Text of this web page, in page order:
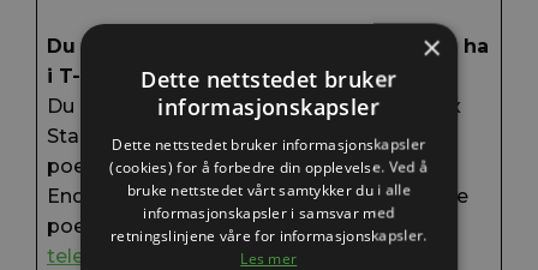
Du kan selv velge hvilket innhold du vil ha
i T-We tjenesten
Du kan frigjøre poeng for å beholde Netflix
Standard eller Premium uten ekstra
poengpakke. Du kan også velge ut Netflix.
Endringer av innhold og sjekk av benyttede
poeng kan du gjøre på Mine sider på
telenor.no
eller direkte på T-We Boks II.
×
Dette nettstedet bruker
informasjonskapsler
Dette nettstedet bruker informasjonskapsler
(cookies) for å forbedre din opplevelse. Ved å
bruke nettstedet vårt samtykker du i alle
informasjonskapsler i samsvar med
retningslinjene våre for informasjonskapsler.
Les mer